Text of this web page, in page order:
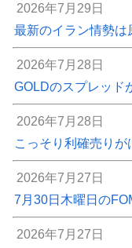
2026年7月29日
最新のイラン情勢は
2026年7月28日
GOLDのスプレッド
2026年7月28日
こっそり利確売り
2026年7月27日
7月30日木曜日の
2026年7月27日